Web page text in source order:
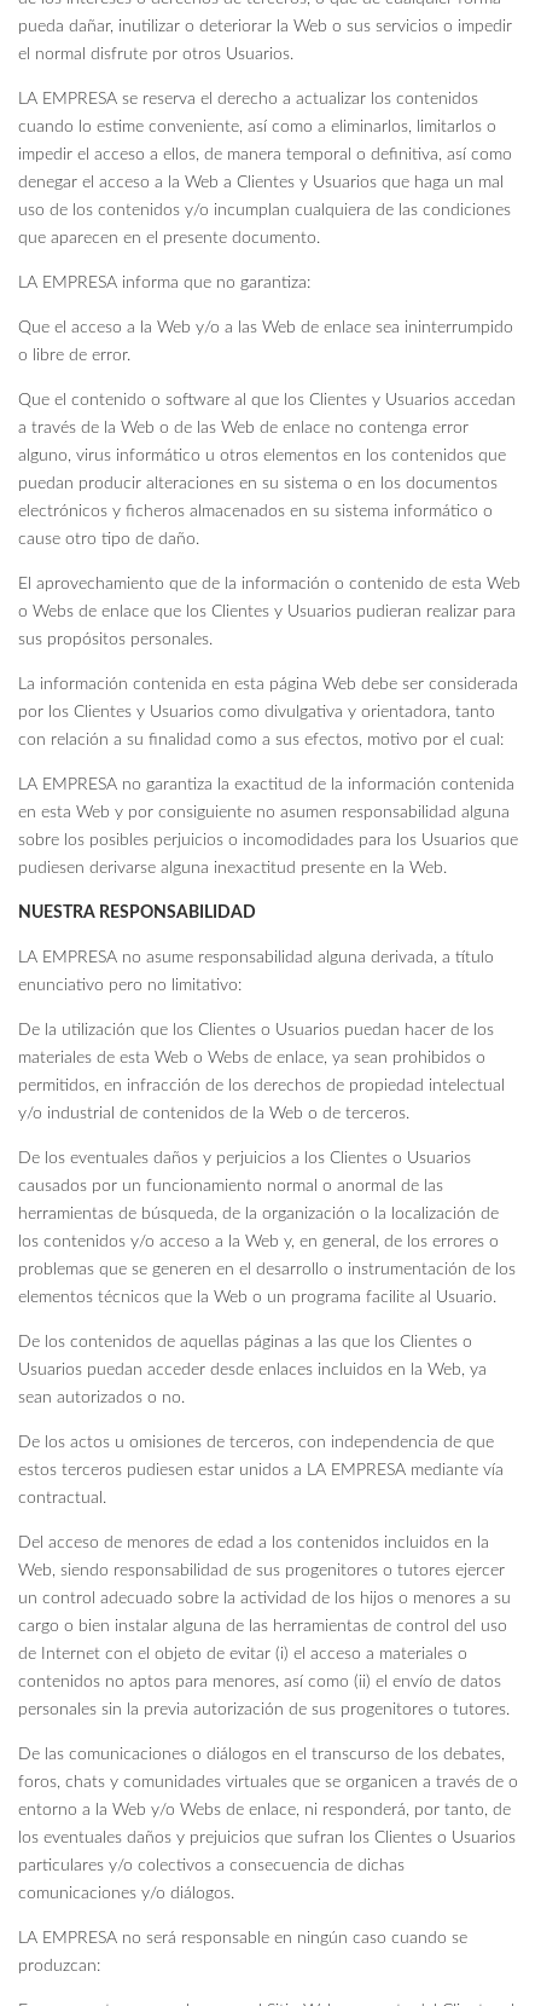
pueda dañar, inutilizar o deteriorar la Web o sus servicios o impedir
el normal disfrute por otros Usuarios.
LA EMPRESA se reserva el derecho a actualizar los contenidos
cuando lo estime conveniente, así como a eliminarlos, limitarlos o
impedir el acceso a ellos, de manera temporal o definitiva, así como
denegar el acceso a la Web a Clientes y Usuarios que haga un mal
uso de los contenidos y/o incumplan cualquiera de las condiciones
que aparecen en el presente documento.
LA EMPRESA informa que no garantiza:
Que el acceso a la Web y/o a las Web de enlace sea ininterrumpido
o libre de error.
Que el contenido o software al que los Clientes y Usuarios accedan
a través de la Web o de las Web de enlace no contenga error
alguno, virus informático u otros elementos en los contenidos que
puedan producir alteraciones en su sistema o en los documentos
electrónicos y ficheros almacenados en su sistema informático o
cause otro tipo de daño.
El aprovechamiento que de la información o contenido de esta Web
o Webs de enlace que los Clientes y Usuarios pudieran realizar para
sus propósitos personales.
La información contenida en esta página Web debe ser considerada
por los Clientes y Usuarios como divulgativa y orientadora, tanto
con relación a su finalidad como a sus efectos, motivo por el cual:
LA EMPRESA no garantiza la exactitud de la información contenida
en esta Web y por consiguiente no asumen responsabilidad alguna
sobre los posibles perjuicios o incomodidades para los Usuarios que
pudiesen derivarse alguna inexactitud presente en la Web.
NUESTRA RESPONSABILIDAD
LA EMPRESA no asume responsabilidad alguna derivada, a título
enunciativo pero no limitativo:
De la utilización que los Clientes o Usuarios puedan hacer de los
materiales de esta Web o Webs de enlace, ya sean prohibidos o
permitidos, en infracción de los derechos de propiedad intelectual
y/o industrial de contenidos de la Web o de terceros.
De los eventuales daños y perjuicios a los Clientes o Usuarios
causados por un funcionamiento normal o anormal de las
herramientas de búsqueda, de la organización o la localización de
los contenidos y/o acceso a la Web y, en general, de los errores o
problemas que se generen en el desarrollo o instrumentación de los
elementos técnicos que la Web o un programa facilite al Usuario.
De los contenidos de aquellas páginas a las que los Clientes o
Usuarios puedan acceder desde enlaces incluidos en la Web, ya
sean autorizados o no.
De los actos u omisiones de terceros, con independencia de que
estos terceros pudiesen estar unidos a LA EMPRESA mediante vía
contractual.
Del acceso de menores de edad a los contenidos incluidos en la
Web, siendo responsabilidad de sus progenitores o tutores ejercer
un control adecuado sobre la actividad de los hijos o menores a su
cargo o bien instalar alguna de las herramientas de control del uso
de Internet con el objeto de evitar (i) el acceso a materiales o
contenidos no aptos para menores, así como (ii) el envío de datos
personales sin la previa autorización de sus progenitores o tutores.
De las comunicaciones o diálogos en el transcurso de los debates,
foros, chats y comunidades virtuales que se organicen a través de o
entorno a la Web y/o Webs de enlace, ni responderá, por tanto, de
los eventuales daños y prejuicios que sufran los Clientes o Usuarios
particulares y/o colectivos a consecuencia de dichas
comunicaciones y/o diálogos.
LA EMPRESA no será responsable en ningún caso cuando se
produzcan: